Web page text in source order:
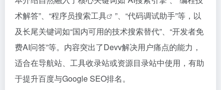
术解答”、“程序员搜索工具
”、“代码调试助手”等，以
及长尾关键词如“国内可用的技术搜索替代”、“开发者免
费AI问答”等。内容突出了Devv解决用户痛点的能力，
适合在导航站、工具收录站或资源目录站中使用，有助
于提升百度与Google SEO排名。